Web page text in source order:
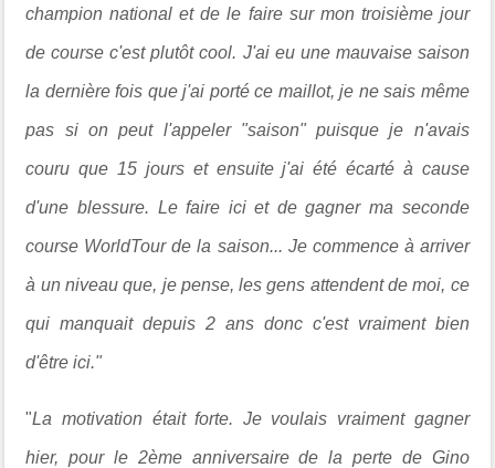
champion national et de le faire sur mon troisième jour
de course c'est plutôt cool. J'ai eu une mauvaise saison
la dernière fois que j'ai porté ce maillot, je ne sais même
pas si on peut l'appeler "saison" puisque je n'avais
couru que 15 jours et ensuite j'ai été écarté à cause
d'une blessure. Le faire ici et de gagner ma seconde
course WorldTour de la saison... Je commence à arriver
à un niveau que, je pense, les gens attendent de moi, ce
qui manquait depuis 2 ans donc c'est vraiment bien
d'être ici."
"La motivation était forte. Je voulais vraiment gagner
hier, pour le 2ème anniversaire de la perte de Gino